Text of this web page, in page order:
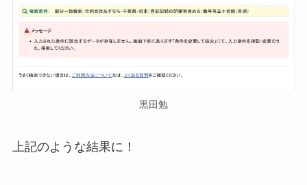
黒田勉
上記のような結果に！